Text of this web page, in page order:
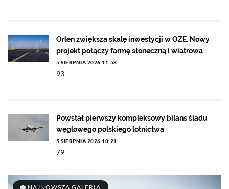
Orlen zwiększa skalę inwestycji w OZE. Nowy
projekt połączy farmę słoneczną i wiatrową
5 SIERPNIA 2026 11:58
93
Powstał pierwszy kompleksowy bilans śladu
węglowego polskiego lotnictwa
5 SIERPNIA 2026 10:21
79
NAJNOWSZA GALERIA